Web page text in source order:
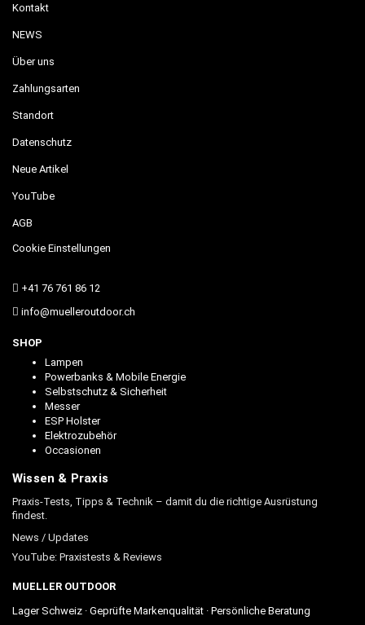
Kontakt
NEWS
Über uns
Zahlungsarten
Standort
Datenschutz
Neue Artikel
YouTube
AGB
Cookie Einstellungen
+41 76 761 86 12
info@muelleroutdoor.ch
SHOP
Lampen
Powerbanks & Mobile Energie
Selbstschutz & Sicherheit
Messer
ESP Holster
Elektrozubehör
Occasionen
Wissen & Praxis
Praxis-Tests, Tipps & Technik – damit du die richtige Ausrüstung
findest.
News / Updates
YouTube: Praxistests & Reviews
MUELLER OUTDOOR
Lager Schweiz · Geprüfte Markenqualität · Persönliche Beratung